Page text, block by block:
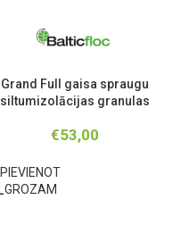
Grand Full gaisa spraugu
siltumizolācijas granulas
€53,00
PIEVIENOT
GROZAM